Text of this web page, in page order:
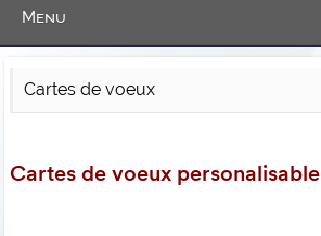
Menu
Cartes de voeux
Cartes de voeux personalisable